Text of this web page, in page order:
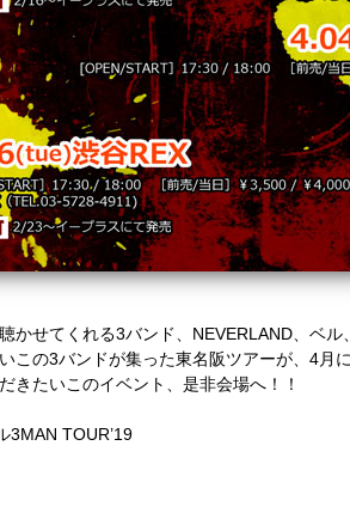
かせてくれる3バンド、NEVERLAND、ベル
この3バンドが集った東名阪ツアーが、4月
きたいこのイベント、是非会場へ！！
3MAN TOUR’19